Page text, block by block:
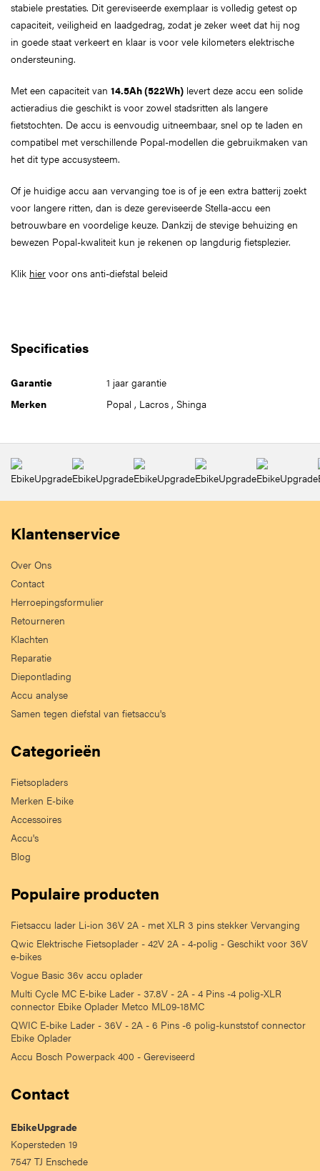
stabiele prestaties. Dit gereviseerde exemplaar is volledig getest op
capaciteit, veiligheid en laadgedrag, zodat je zeker weet dat hij nog
in goede staat verkeert en klaar is voor vele kilometers elektrische
ondersteuning.
Met een capaciteit van 14.5Ah (522Wh) levert deze accu een solide
actieradius die geschikt is voor zowel stadsritten als langere
fietstochten. De accu is eenvoudig uitneembaar, snel op te laden en
compatibel met verschillende Popal-modellen die gebruikmaken van
het dit type accusysteem.
Of je huidige accu aan vervanging toe is of je een extra batterij zoekt
voor langere ritten, dan is deze gereviseerde Stella-accu een
betrouwbare en voordelige keuze. Dankzij de stevige behuizing en
bewezen Popal-kwaliteit kun je rekenen op langdurig fietsplezier.
Klik hier voor ons anti-diefstal beleid
Specificaties
Garantie
1 jaar garantie
Merken
Popal , Lacros , Shinga
Klantenservice
Over Ons
Contact
Herroepingsformulier
Retourneren
Klachten
Reparatie
Diepontlading
Accu analyse
Samen tegen diefstal van fietsaccu's
Categorieën
Fietsopladers
Merken E-bike
Accessoires
Accu's
Blog
Populaire producten
Fietsaccu lader Li-ion 36V 2A - met XLR 3 pins stekker Vervanging
Qwic Elektrische Fietsoplader - 42V 2A - 4-polig - Geschikt voor 36V
e-bikes
Vogue Basic 36v accu oplader
Multi Cycle MC E-bike Lader - 37.8V - 2A - 4 Pins -4 polig-XLR
connector Ebike Oplader Metco ML09-18MC
QWIC E-bike Lader - 36V - 2A - 6 Pins -6 polig-kunststof connector
Ebike Oplader
Accu Bosch Powerpack 400 - Gereviseerd
Contact
EbikeUpgrade
Kopersteden 19
7547 TJ Enschede